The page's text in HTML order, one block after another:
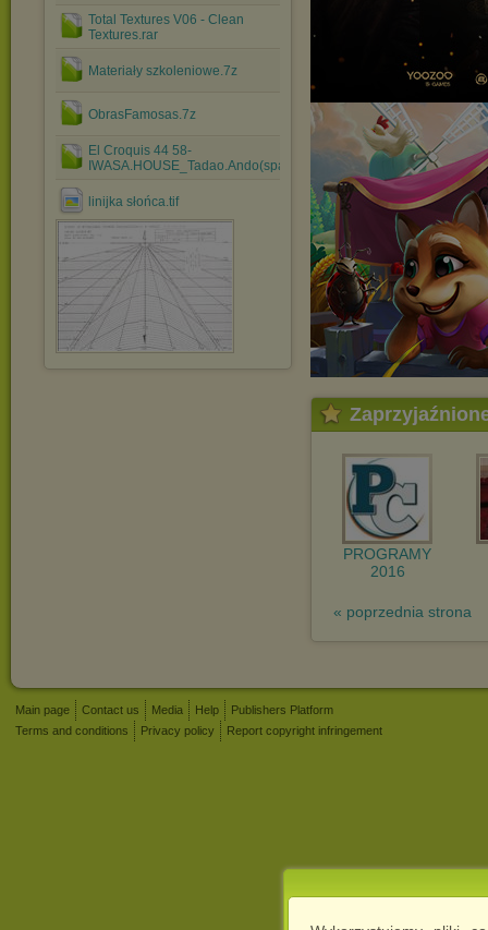
Total Textures V06 - Clean
Textures.rar
Materiały szkoleniowe.7z
ObrasFamosas.7z
El Croquis 44 58-
IWASA.HOUSE_Tadao.Ando(spanish).rar
linijka słońca.tif
PROGRAMY
2016
« poprzednia strona
Main page Contact us Media Help
Publishers Platform
Terms and conditions
Privacy policy Report copyright infringement